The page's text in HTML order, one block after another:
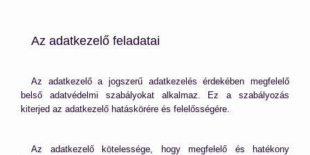
Az adatkezelő feladatai
Az adatkezelő a jogszerű adatkezelés érdekében megfelelő
belső adatvédelmi szabályokat alkalmaz. Ez a szabályozás
kiterjed az adatkezelő hatáskörére és felelősségére.
Az adatkezelő kötelessége, hogy megfelelő és hatékony